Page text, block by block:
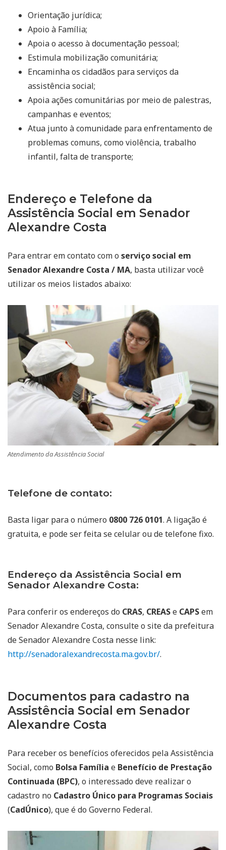
Orientação jurídica;
Apoio à Família;
Apoia o acesso à documentação pessoal;
Estimula mobilização comunitária;
Encaminha os cidadãos para serviços da
assistência social;
Apoia ações comunitárias por meio de palestras,
campanhas e eventos;
Atua junto à comunidade para enfrentamento de
problemas comuns, como violência, trabalho
infantil, falta de transporte;
Endereço e Telefone da
Assistência Social em Senador
Alexandre Costa
Para entrar em contato com o serviço social em
Senador Alexandre Costa / MA, basta utilizar você
utilizar os meios listados abaixo:
Atendimento da Assistência Social
Telefone de contato:
Basta ligar para o número 0800 726 0101. A ligação é
gratuita, e pode ser feita se celular ou de telefone fixo.
Endereço da Assistência Social em
Senador Alexandre Costa:
Para conferir os endereços do CRAS, CREASe CAPSem
Senador Alexandre Costa, consulte o site da prefeitura
de Senador Alexandre Costa nesse link:
http://senadoralexandrecosta.ma.gov.br/.
Documentos para cadastro na
Assistência Social em Senador
Alexandre Costa
Para receber os benefícios oferecidos pela Assistência
Social, como Bolsa Família e Benefício de Prestação
Continuada (BPC), o interessado deve realizar o
cadastro no Cadastro Único para Programas Sociais
(CadÚnico), que é do Governo Federal.